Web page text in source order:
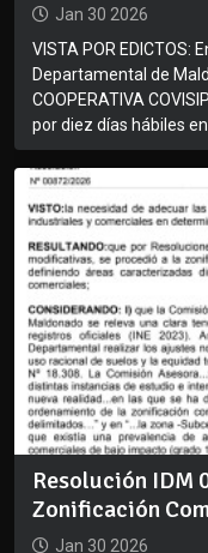
Jan 30 2026
VISTA POR EDICTOS:
Departamental de
COOPERATIVA
por diez días hábiles en
Resolución IDM
Zonificación
Jan 30 2026